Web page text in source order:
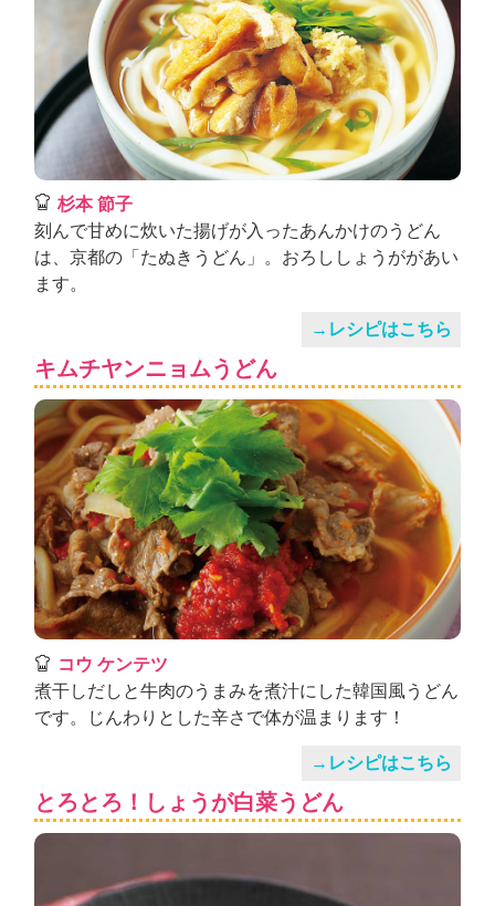
杉本 節子
刻んで甘めに炊いた揚げが入ったあんかけのうどん
は、京都の「たぬきうどん」。おろししょうががあい
ます。
→レシピはこちら
キムチヤンニョムうどん
コウ ケンテツ
煮干しだしと牛肉のうまみを煮汁にした韓国風うどん
です。じんわりとした辛さで体が温まります！
→レシピはこちら
とろとろ！しょうが白菜うどん